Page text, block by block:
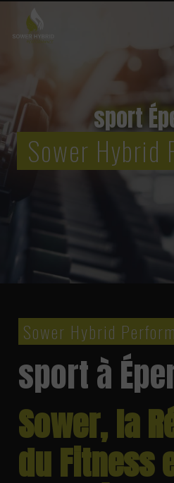
sport
Sower Hybrid
Sower Hybrid
sport à
Sower, la
du Fitness